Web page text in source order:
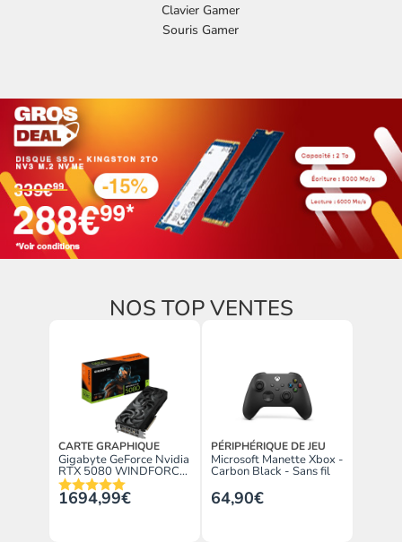
Clavier Gamer
Souris Gamer
NOS TOP VENTES
CARTE GRAPHIQUE
Gigabyte GeForce Nvidia
RTX 5080 WINDFORCE
OC SFF 16G
1694,99€
PÉRIPHÉRIQUE DE JEU
Microsoft Manette Xbox -
Carbon Black - Sans fil
64,90€